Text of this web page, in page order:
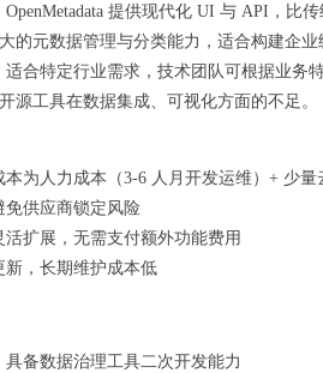
提供现代化 UI 与 API，
的元数据管理与分类能力，适合构建企
合特定行业需求，技术团队可根据业务
源工具在数据集成、可视化方面的不足。
为人力成本（3-6 人月开发运维）+ 少量
免供应商锁定风险
扩展，无需支付额外功能费用
新，长期维护成本低
备数据治理工具二次开发能力